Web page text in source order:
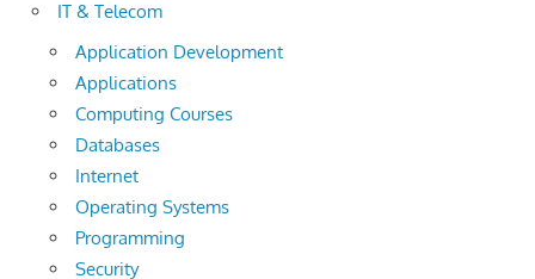
IT & Telecom
Application Development
Applications
Computing Courses
Databases
Internet
Operating Systems
Programming
Security